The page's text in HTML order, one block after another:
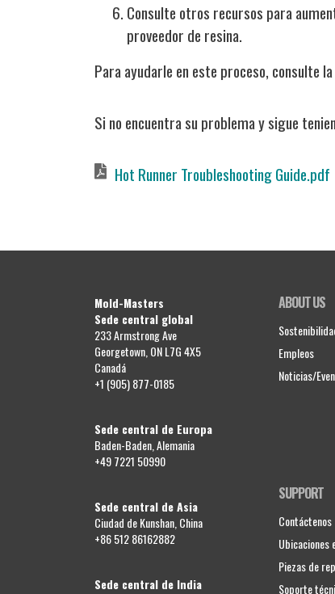
Consulte otros recursos para
proveedor de resina.
Para ayudarle en este proceso, consulte
Si no encuentra su problema y sigue
Document
Hot Runner Troubleshooting Guide.pdf
Mold-Masters
Sede central global
233 Armstrong Ave
Georgetown, ON L7G 4X5
Canadá
+1 (905) 877-0185
Sede central de Europa
Baden-Baden, Alemania
+49 7221 50990
Sede central de Asia
Ciudad de Kunshan, China
+86 512 86162882
Sede central de India
ABOUT US
Empleos
Noticias/
SUPPORT
Contáctenos
Ubicaciones
Piezas de
Soporte